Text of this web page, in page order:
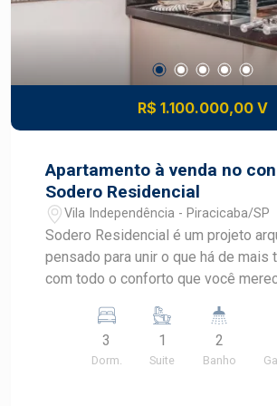
spa, sauna, espaço fitness, home
R$ 1.100.000,00 V
Apartamento à venda no
Sodero Residencial
Vila Independência - Piracicaba/SP
Sodero Residencial é um projeto
pensado para unir o que há de mais
com todo o conforto que você
gente menos espera. Apresentamos
novo e moderno empreendimento da
Com duas torres, apartamentos de
3
Dorm.
1
Suite
2
Banho